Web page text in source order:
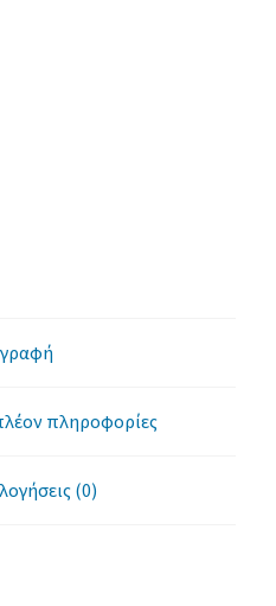
πληροφορίες
(0)